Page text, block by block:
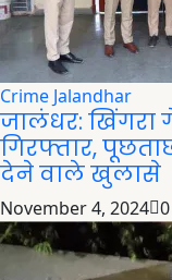
Crime Jalandhar
जालंधर: खिंगरा
गिरफ्तार,
देने वाले खुलासे
November 4, 2024 0